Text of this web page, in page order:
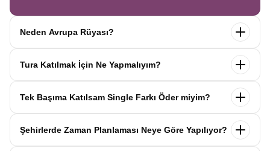
Neden Avrupa Rüyası?
tek seferde birçok
ülkeyikeşfedin! Ekstra tur ücreti yok, tüm geziler fiyata
ile Avrupa’yı en keyifli şekilde yaşayın.
Tura Katılmak İçin Ne Yapmalıyım?
seyahat sözleşmesinionaylayın.İlk taksitiödediğinizde
Tek Başıma Katılsam Single Farkı Öder miyim?
katıldığınızda1000 Euro’ya varan single farkı
Şehirlerde Zaman Planlaması Neye Göre Yapılıyor?